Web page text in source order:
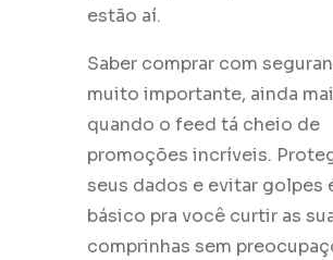
estão aí.
Saber comprar com
muito importante, ainda
quando o feed tá cheio de
promoções incríveis.
seus dados e evitar golpes
básico pra você curtir as
comprinhas sem